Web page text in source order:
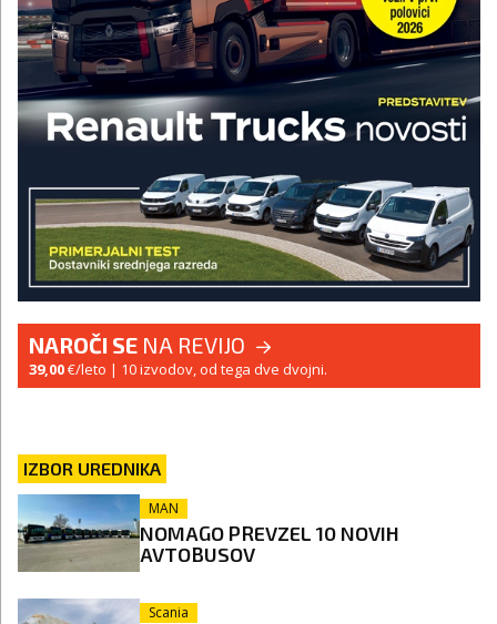
NAROČI SE NA REVIJO
39,00€/leto | 10 izvodov, od tega dve dvojni.
IZBOR UREDNIKA
MAN
NOMAGO PREVZEL 10 NOVIH
AVTOBUSOV
Scania